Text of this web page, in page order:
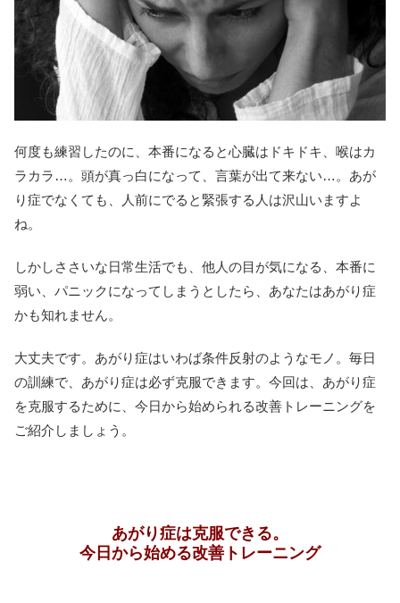
何度も練習したのに、本番になると心臓はドキドキ、喉はカ
ラカラ…。頭が真っ白になって、言葉が出て来ない…。あが
り症でなくても、人前にでると緊張する人は沢山いますよ
ね。
しかしささいな日常生活でも、他人の目が気になる、本番に
弱い、パニックになってしまうとしたら、あなたはあがり症
かも知れません。
大丈夫です。あがり症はいわば条件反射のようなモノ。毎日
の訓練で、あがり症は必ず克服できます。今回は、あがり症
を克服するために、今日から始められる改善トレーニングを
ご紹介しましょう。
あがり症は克服できる。
今日から始める改善トレーニング